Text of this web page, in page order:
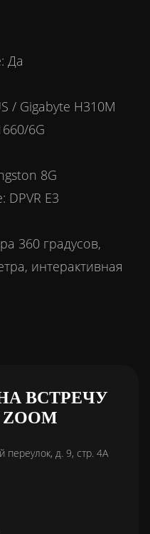
Да
/ Gigabyte H310M
6G
8G
DPVR E3
360 градусов,
интерактивная
ВСТРЕЧУ
д. 9, стр. 4А